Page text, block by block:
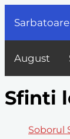
August
Sfinti
Soborul